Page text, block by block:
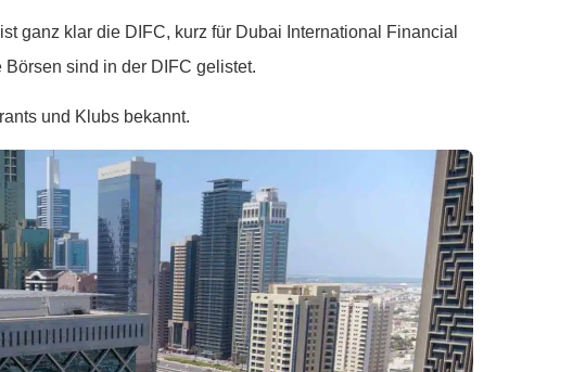
ganz klar die DIFC, kurz für Dubai International Financial
sind in der DIFC gelistet.
und Klubs bekannt.